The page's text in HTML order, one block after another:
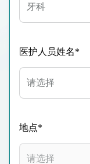
牙科
医护人员姓名*
地点*